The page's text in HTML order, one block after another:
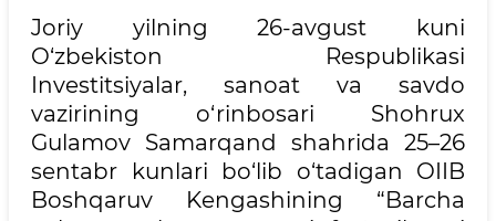
Joriy yilning 26-avgust kuni
O‘zbekiston Respublikasi
Investitsiyalar, sanoat va savdo
vazirining o‘rinbosari Shohrux
Gulamov Samarqand shahrida 25–26
sentabr kunlari bo‘lib o‘tadigan OIIB
Boshqaruv Kengashining “Barcha